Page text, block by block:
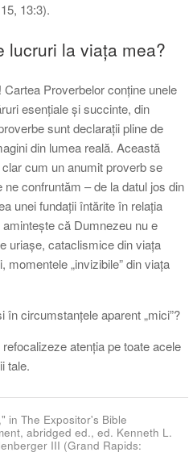
13:3).
lucruri la viața mea?
Proverbelor conține unele
esențiale și succinte, din
sunt declarații pline de
din lumea reală. Această
cum un anumit proverb se
confruntăm – de la datul jos din
unei fundații întărite în relația
că Dumnezeu nu e
uriașe, cataclismice din viața
„invizibile” din viața
circumstanțele aparent „mici”?
atenția pe toate acele
tale.
in The Expositor's Bible
abridged ed., ed. Kenneth L.
III (Grand Rapids: